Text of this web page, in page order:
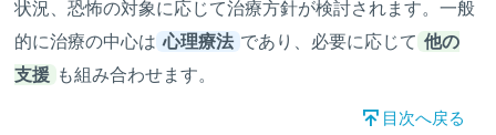
状況、恐怖の対象に応じて治療方針が検討されます。一般
的に治療の中心は 心理療法 であり、必要に応じて 他の
支援 も組み合わせます。
目次へ戻る